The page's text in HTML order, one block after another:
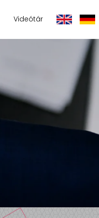
Videótár